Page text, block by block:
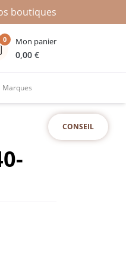
boutiques
0 Mon panier
0,00 €
Marques
CONSEIL